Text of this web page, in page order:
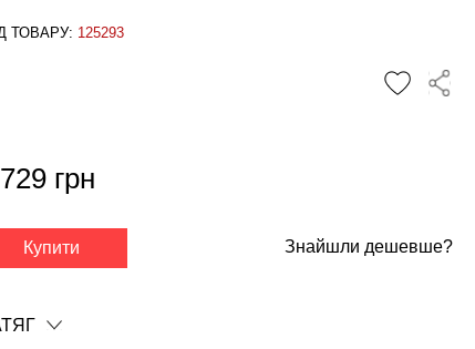
ТОВАРУ: 125293
✕
грн
Купити Знайшли дешевше?